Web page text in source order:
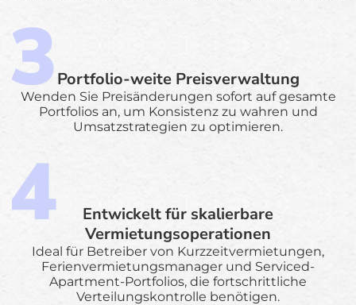
Portfolio-weite Preisverwaltung
Wenden Sie Preisänderungen sofort auf gesamte
Portfolios an, um Konsistenz zu wahren und
Umsatzstrategien zu optimieren.
Entwickelt für skalierbare
Vermietungsoperationen
Ideal für Betreiber von Kurzzeitvermietungen,
Ferienvermietungsmanager und Serviced-
Apartment-Portfolios, die fortschrittliche
Verteilungskontrolle benötigen.